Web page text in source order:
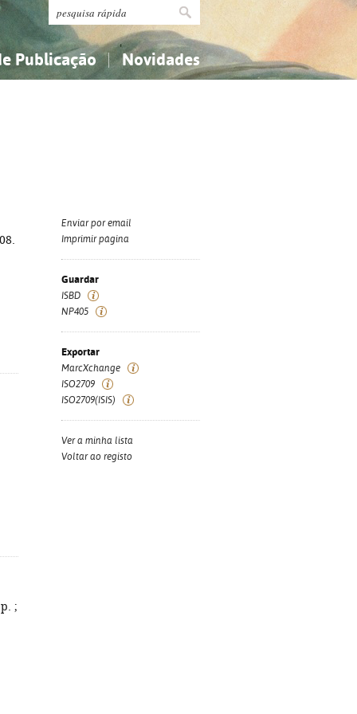
Publicação Novidades
;
Enviar por email
Imprimir página
Guardar
ISBD
NP405
Exportar
MarcXchange
ISO2709
ISO2709(ISIS)
Ver a minha lista
Voltar ao registo